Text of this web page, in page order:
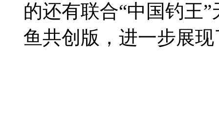
的还有联合“中国钓王
鱼共创版，进一步展